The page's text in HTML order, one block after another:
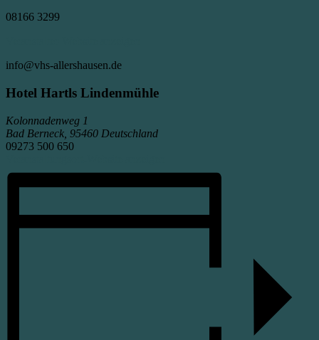
08166 3299
info@vhs-allershausen.de
Hotel Hartls Lindenmühle
Kolonnadenweg 1
Bad Berneck 95460 Deutschland
09273 500 650